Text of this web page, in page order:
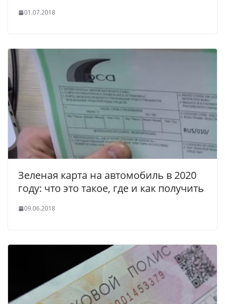
01.07.2018
Зеленая карта на автомобиль в 2020
году: что это такое, где и как получить
09.06.2018